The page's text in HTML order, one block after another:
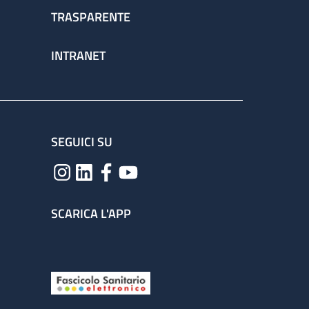
TRASPARENTE
INTRANET
SEGUICI SU
SCARICA L'APP